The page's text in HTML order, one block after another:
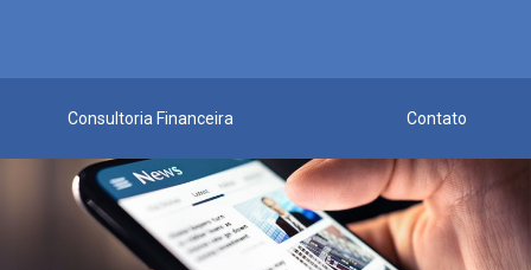
Consultoria Financeira Contato